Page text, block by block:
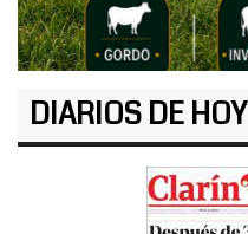
DIARIOS DE HOY